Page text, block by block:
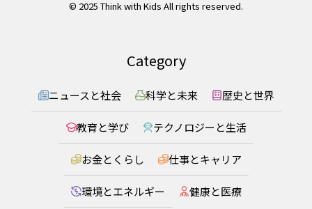
© 2025 Think with Kids All rights reserved.
Category
ニュースと社会 科学と未来 歴史と世界
教育と学び テクノロジーと生活
お金とくらし 仕事とキャリア
環境とエネルギー 健康と医療